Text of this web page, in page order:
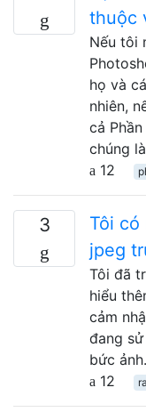
thuộc
Nếu tôi
họ và
nhiên,
cả
chúng
12
3
Tôi có
jpeg
Tôi đã
hiểu
cảm
đang
bức
12